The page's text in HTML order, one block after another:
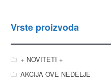
Vrste proizvoda
+ NOVITETI +
AKCIJA OVE NEDELJE